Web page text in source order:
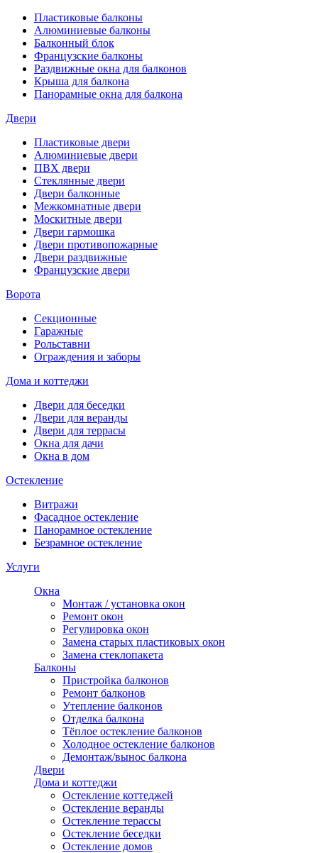
Пластиковые балконы
Алюминиевые балконы
Балконный блок
Французские балконы
Раздвижные окна для балконов
Крыша для балкона
Панорамные окна для балкона
Двери
Пластиковые двери
Алюминиевые двери
ПВХ двери
Стеклянные двери
Двери балконные
Межкомнатные двери
Москитные двери
Двери гармошка
Двери противопожарные
Двери раздвижные
Французские двери
Ворота
Секционные
Гаражные
Рольставни
Ограждения и заборы
Дома и коттеджи
Двери для беседки
Двери для веранды
Двери для террасы
Окна для дачи
Окна в дом
Остекление
Витражи
Фасадное остекление
Панорамное остекление
Безрамное остекление
Услуги
Окна
Монтаж / установка окон
Ремонт окон
Регулировка окон
Замена старых пластиковых окон
Замена стеклопакета
Балконы
Пристройка балконов
Ремонт балконов
Утепление балконов
Отделка балкона
Тёплое остекление балконов
Холодное остекление балконов
Демонтаж/вынос балкона
Двери
Дома и коттеджи
Остекление коттеджей
Остекление веранды
Остекление терассы
Остекление беседки
Остекление домов